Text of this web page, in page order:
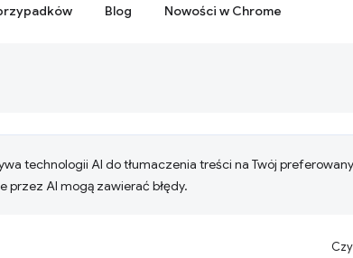
Blog Nowości w Chrome
technologii AI do tłumaczenia treści na Twój preferowany
przez AI mogą zawierać błędy.